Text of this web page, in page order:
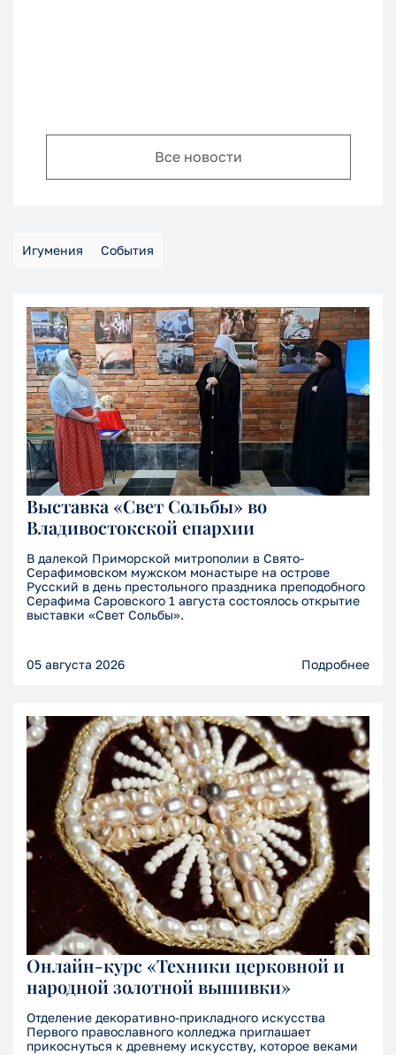
Все новости
Игумения События
Выставка «Свет Сольбы» во
Владивостокской епархии
В далекой Приморской митрополии в Свято-
Серафимовском мужском монастыре на острове
Русский в день престольного праздника преподобного
Серафима Саровского 1 августа состоялось открытие
выставки «Свет Сольбы».
05 августа 2026 Подробнее
Онлайн-курс «Техники церковной и
народной золотной вышивки»
Отделение декоративно-прикладного искусства
Первого православного колледжа приглашает
прикоснуться к древнему искусству, которое веками